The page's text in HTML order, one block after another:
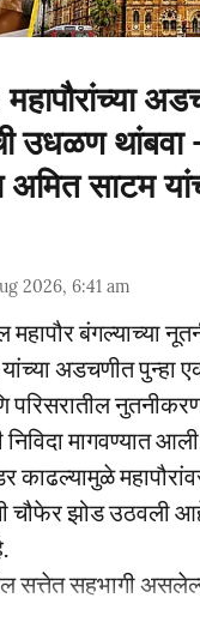
उधळण
साटम
2026, 6:41 am
महापौर बंगल्याच्या
यांच्या अडचणीत पुन्हा
परिसरातील
मागवण्यात
काढल्यामुळे
चौफेर झोड उठवली
सत्तेत सहभागी